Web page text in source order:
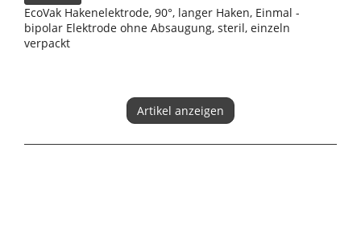
EcoVak Hakenelektrode, 90°, langer Haken, Einmal -
bipolar Elektrode ohne Absaugung, steril, einzeln
verpackt
Artikel anzeigen